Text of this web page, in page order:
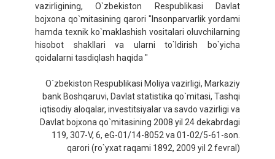
vazirligining, O`zbekiston Respublikasi Davlat
bojxona qo`mitasining qarori "Insonparvarlik yordami
hamda texnik ko`maklashish vositalari oluvchilarning
hisobot shakllari va ularni to`ldirish bo`yicha
qoidalarni tasdiqlash haqida "
O`zbekiston Respublikasi Moliya vazirligi, Markaziy
bank Boshqaruvi, Davlat statistika qo`mitasi, Tashqi
iqtisodiy aloqalar, investitsiyalar va savdo vazirligi va
Davlat bojxona qo`mitasining 2008 yil 24 dekabrdagi
119, 307-V, 6, eG-01/14-8052 va 01-02/5-61-son.
qarori (ro`yxat raqami 1892, 2009 yil 2 fevral)